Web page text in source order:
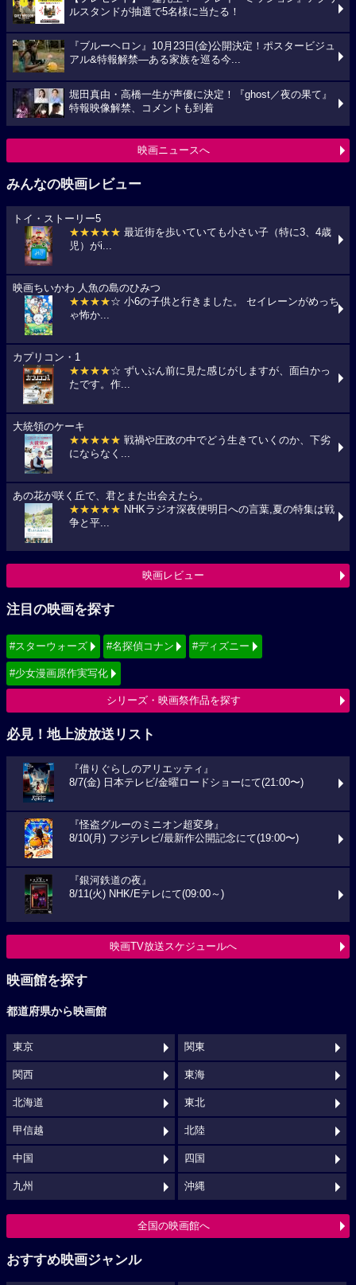
ルスタンドが抽選で5名様に当たる！
『ブルーヘロン』10月23日(金)公開決定！ポスタービジュ
アル&特報解禁―ある家族を巡る今...
堀田真由・高橋一生が声優に決定！『ghost／夜の果て』
特報映像解禁、コメントも到着
映画ニュースへ
みんなの映画レビュー
トイ・ストーリー5
★★★★★ 最近街を歩いていても小さい子（特に3、4歳
児）がi...
映画ちいかわ 人魚の島のひみつ
★★★★☆ 小6の子供と行きました。 セイレーンがめっち
ゃ怖か...
カプリコン・1
★★★★☆ ずいぶん前に見た感じがしますが、面白かっ
たです。作...
大統領のケーキ
★★★★★ 戦禍や圧政の中でどう生きていくのか、下劣
にならなく...
あの花が咲く丘で、君とまた出会えたら。
★★★★★ NHKラジオ深夜便明日への言葉,夏の特集は戦
争と平...
映画レビュー
注目の映画を探す
#スターウォーズ #名探偵コナン #ディズニー
#少女漫画原作実写化
シリーズ・映画祭作品を探す
必見！地上波放送リスト
『借りぐらしのアリエッティ』
8/7(金) 日本テレビ/金曜ロードショーにて(21:00〜)
『怪盗グルーのミニオン超変身』
8/10(月) フジテレビ/最新作公開記念にて(19:00〜)
『銀河鉄道の夜』
8/11(火) NHK/Eテレにて(09:00～)
映画TV放送スケジュールへ
映画館を探す
都道府県から映画館
東京 関東
関西 東海
北海道 東北
甲信越 北陸
中国 四国
九州 沖縄
全国の映画館へ
おすすめ映画ジャンル